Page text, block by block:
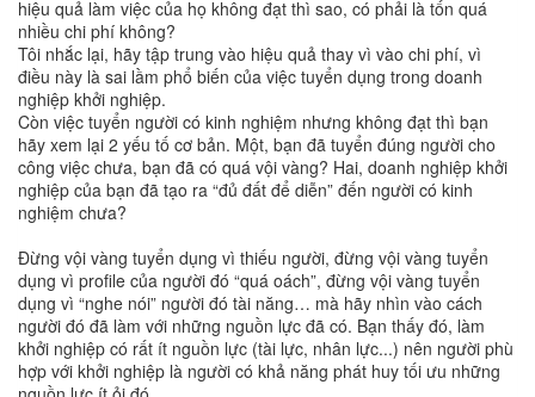
hiệu quả làm việc của họ không đạt thì sao, có phải là tốn quá
nhiều chi phí không?
Tôi nhắc lại, hãy tập trung vào hiệu quả thay vì vào chi phí, vì
điều này là sai lầm phổ biến của việc tuyển dụng trong doanh
nghiệp khởi nghiệp.
Còn việc tuyển người có kinh nghiệm nhưng không đạt thì bạn
hãy xem lại 2 yếu tố cơ bản. Một, bạn đã tuyển đúng người cho
công việc chưa, bạn đã có quá vội vàng? Hai, doanh nghiệp khởi
nghiệp của bạn đã tạo ra “đủ đất để diễn” đến người có kinh
nghiệm chưa?
Đừng vội vàng tuyển dụng vì thiếu người, đừng vội vàng tuyển
dụng vì profile của người đó “quá oách”, đừng vội vàng tuyển
dụng vì “nghe nói” người đó tài năng… mà hãy nhìn vào cách
người đó đã làm với những nguồn lực đã có. Bạn thấy đó, làm
khởi nghiệp có rất ít nguồn lực (tài lực, nhân lực...) nên người phù
hợp với khởi nghiệp là người có khả năng phát huy tối ưu những